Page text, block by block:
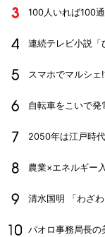
100人いれば100
連続テレビ小説「
スマホでマルシ
自転車をこいで発
2050年は江戸時
農業×エネルギー
清水国明 「わざ
パオロ事務局長の